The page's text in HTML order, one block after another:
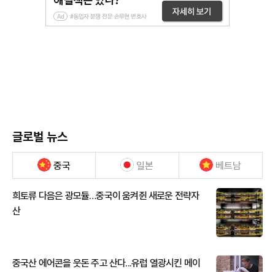
글로벌 뉴스
중국 일본 베트남
희토류 다음은 광모듈…중국이 움켜쥔 새로운 전략자
산
중국산 에어콘을 웃돈 주고 산다...유럽 열광시킨 메이